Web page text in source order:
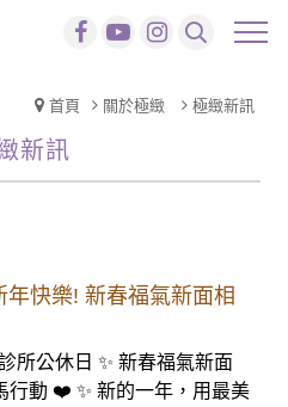
首頁 關於極緻 極緻新訊
新訊
快樂! 新春福氣新面相
所公休日 ✨ 新春福氣新面
行動 ❤️ ✨ 新的一年，用最美